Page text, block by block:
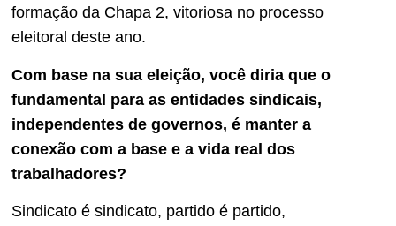
formação da Chapa 2, vitoriosa no processo
eleitoral deste ano.
Com base na sua eleição, você diria que o
fundamental para as entidades sindicais,
independentes de governos, é manter a
conexão com a base e a vida real dos
trabalhadores?
Sindicato é sindicato, partido é partido,